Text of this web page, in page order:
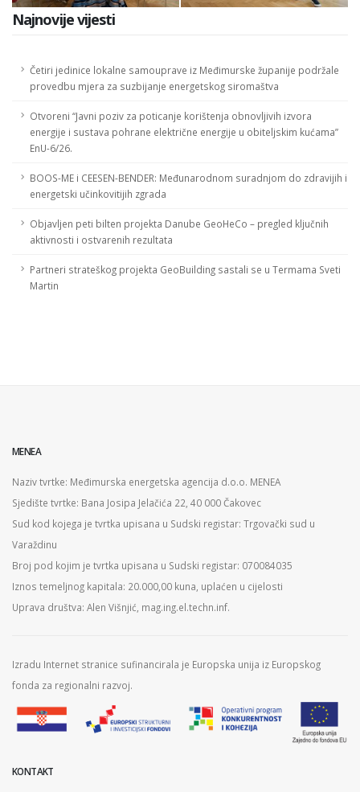
Najnovije vijesti
Četiri jedinice lokalne samouprave iz Međimurske županije podržale
provedbu mjera za suzbijanje energetskog siromaštva
Otvoreni “Javni poziv za poticanje korištenja obnovljivih izvora
energije i sustava pohrane električne energije u obiteljskim kućama”
EnU-6/26.
BOOS-ME i CEESEN-BENDER: Međunarodnom suradnjom do zdravijih i
energetski učinkovitijih zgrada
Objavljen peti bilten projekta Danube GeoHeCo – pregled ključnih
aktivnosti i ostvarenih rezultata
Partneri strateškog projekta GeoBuilding sastali se u Termama Sveti
Martin
MENEA
Naziv tvrtke: Međimurska energetska agencija d.o.o. MENEA
Sjedište tvrtke: Bana Josipa Jelačića 22, 40 000 Čakovec
Sud kod kojega je tvrtka upisana u Sudski registar: Trgovački sud u
Varaždinu
Broj pod kojim je tvrtka upisana u Sudski registar: 070084035
Iznos temeljnog kapitala: 20.000,00 kuna, uplaćen u cijelosti
Uprava društva: Alen Višnjić, mag.ing.el.techn.inf.
Izradu Internet stranice sufinancirala je Europska unija iz Europskog
fonda za regionalni razvoj.
KONTAKT